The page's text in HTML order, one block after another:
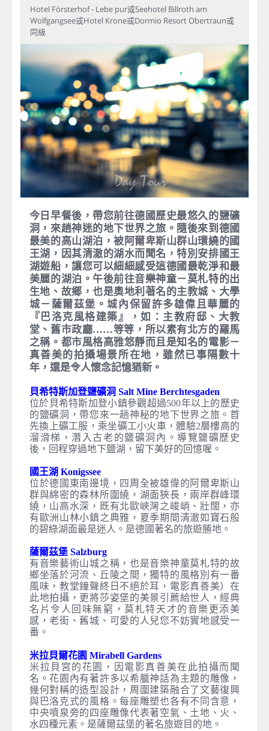
Hotel Försterhof - Lebe pur或Seehotel Billroth am
Wolfgangsee或Hotel Krone或Dormio Resort Obertraun或
同級
今日早餐後，帶您前往德國歷史最悠久的鹽礦
洞，來趟神迷的地下世界之旅。隨後來到德國
最美的高山湖泊，被阿爾卑斯山群山環繞的國
王湖，因其清澈的湖水而聞名，特別安排國王
湖遊船，讓您可以細細感受這德國最乾淨和最
美麗的湖泊。午後前往音樂神童－莫札特的出
生地、故鄉，也是奧地利著名的主教城、大學
城－薩爾茲堡。城內保留許多雄偉且華麗的
『巴洛克風格建築』，如：主教府邸、大教
堂、舊市政廳……等等，所以素有北方的羅馬
之稱。都市風格高雅悠靜而且是知名的電影－
真善美的拍攝場景所在地，雖然已事隔數十
年，還是令人懷念記憶猶新。
貝希特斯加登鹽礦洞 Salt Mine Berchtesgaden
位於貝希特斯加登小鎮參觀超過500年以上的歷史
的鹽礦洞，帶您來一趟神秘的地下世界之旅。首
先換上礦工服，乘坐礦工小火車，體驗2層樓高的
溜滑梯，潛入古老的鹽礦洞內。導覽鹽礦歷史
後，回程穿過地下鹽湖，留下美好的回憶喔。
國王湖 Konigssee
位於德國東南邊境，四周全被雄偉的阿爾卑斯山
群與綿密的森林所圍繞，湖面狹長，兩岸群峰環
繞，山高水深，既有北歐峽灣之峻峭、壯闊，亦
有歐洲山林小鎮之典雅，夏季期間清澈如寶石般
的碧綠湖面最是迷人。是德國著名的旅遊勝地。
薩爾茲堡 Salzburg
有音樂藝術山城之稱，也是音樂神童莫札特的故
鄉坐落於河流、丘陵之間，獨特的風格別有一番
風味，教堂鐘聲終日不絕於耳，電影真善美）在
此地拍攝，更將莎姿堡的美景引薦給世人，經典
名片令人回味無窮，莫札特天才的音樂更添美
感，老街、舊城、可愛的人兒您不妨實地感受一
番。
米拉貝爾花園 Mirabell Gardens
米拉貝宮的花園，因電影真善美在此拍攝而聞
名。花園內有著許多以希臘神話為主題的雕像，
幾何對稱的造型設計，周圍建築融合了文藝復興
與巴洛克式的風格。每座雕塑也各有不同含意，
中央噴泉旁的四座雕像代表著空氣、土地、火、
水四種元素。是薩爾茲堡的著名旅遊目的地。